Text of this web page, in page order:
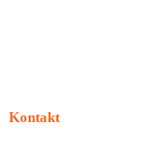
Kontakt